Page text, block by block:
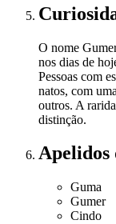
O nome
nos dias de
Pessoas com
natos, com
outros. A
distinção.
Apelidos
Guma
Gumer
Cindo